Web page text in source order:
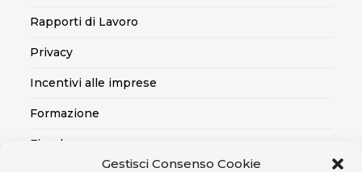
Gestisci Consenso Cookie
Rapporti di Lavoro
Privacy
Incentivi alle imprese
Formazione
Fiscale